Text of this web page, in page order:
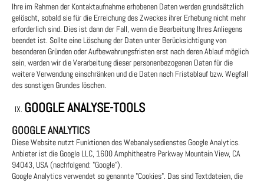
Ihre im Rahmen der Kontaktaufnahme erhobenen Daten werden grundsätzlich
gelöscht, sobald sie für die Erreichung des Zweckes ihrer Erhebung nicht mehr
erforderlich sind. Dies ist dann der Fall, wenn die Bearbeitung Ihres Anliegens
beendet ist. Sollte eine Löschung der Daten unter Berücksichtigung von
besonderen Gründen oder Aufbewahrungsfristen erst nach deren Ablauf möglich
sein, werden wir die Verarbeitung dieser personenbezogenen Daten für die
weitere Verwendung einschränken und die Daten nach Fristablauf bzw. Wegfall
des sonstigen Grundes löschen.
GOOGLE ANALYSE-TOOLS
GOOGLE ANALYTICS
Diese Website nutzt Funktionen des Webanalysedienstes Google Analytics.
Anbieter ist die Google LLC, 1600 Amphitheatre Parkway Mountain View, CA
94043, USA (nachfolgend: "Google").
Google Analytics verwendet so genannte "Cookies". Das sind Textdateien, die